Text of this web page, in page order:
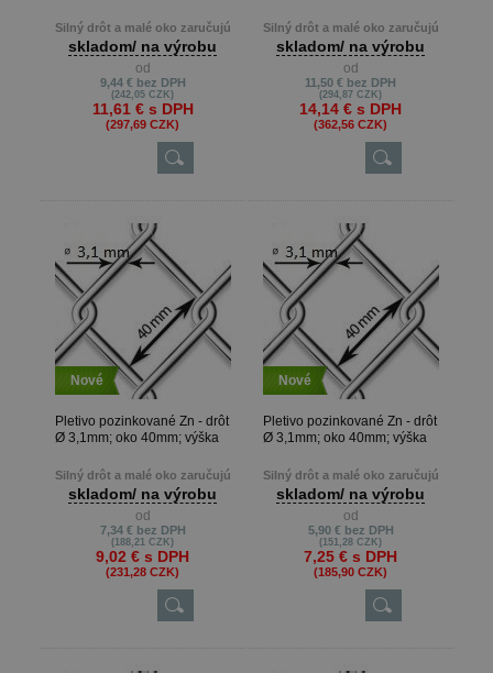
Silný drôt a malé oko zaručujú
pevnosť a kvalitu pletiva
Metrová dĺžka je možná len pri
výrobe na presné metre, keď
zákazník potrebuje napr. 22m ,
13m atď.
skladom/ na výrobu
od
9,44 € bez DPH
(242,05 CZK)
11,61 € s DPH
(297,69 CZK)
Silný drôt a malé oko zaručujú
pevnosť a kvalitu pletiva
Metrová dĺžka je možná len pri
výrobe na presné metre, keď
zákazník potrebuje napr. 22m ,
13m atď.
skladom/ na výrobu
od
11,50 € bez DPH
(294,87 CZK)
14,14 € s DPH
(362,56 CZK)
Nové
Pletivo pozinkované Zn - drôt
Ø 3,1mm; oko 40mm; výška
Silný drôt a malé oko zaručujú
pevnosť a kvalitu pletiva
Metrová dĺžka je možná len pri
výrobe na presné metre, keď
zákazník potrebuje napr. 22m ,
13m atď.
skladom/ na výrobu
od
7,34 € bez DPH
(188,21 CZK)
9,02 € s DPH
(231,28 CZK)
Nové
Pletivo pozinkované Zn - drôt
Ø 3,1mm; oko 40mm; výška
Silný drôt a malé oko zaručujú
pevnosť a kvalitu pletiva
Metrová dĺžka je možná len pri
výrobe na presné metre, keď
zákazník potrebuje napr. 22m ,
13m atď.
skladom/ na výrobu
od
5,90 € bez DPH
(151,28 CZK)
7,25 € s DPH
(185,90 CZK)